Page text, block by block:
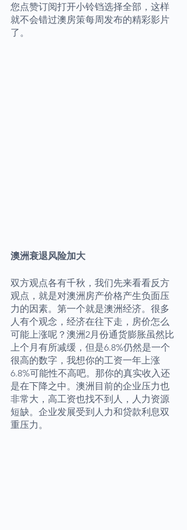
您点赞订阅打开小铃铛选择全部，这样
就不会错过澳房策每周发布的精彩影片
了。
澳洲衰退风险加大
双方观点各有千秋，我们先来看看反方
观点，就是对澳洲房产价格产生负面压
力的因素。第一个就是澳洲经济。很多
人有个观念，经济在往下走，房价怎么
可能上涨呢？澳洲2月份通货膨胀虽然比
上个月有所减缓，但是6.8%仍然是一个
很高的数字，我想你的工资一年上涨
6.8%可能性不高吧。那你的真实收入还
是在下降之中。澳洲目前的企业压力也
非常大，高工资也找不到人，人力资源
短缺。企业发展受到人力和贷款利息双
重压力。